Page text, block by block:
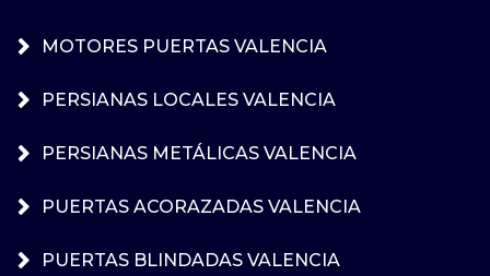
MOTORES PUERTAS VALENCIA
PERSIANAS LOCALES VALENCIA
PERSIANAS METÁLICAS VALENCIA
PUERTAS ACORAZADAS VALENCIA
PUERTAS BLINDADAS VALENCIA